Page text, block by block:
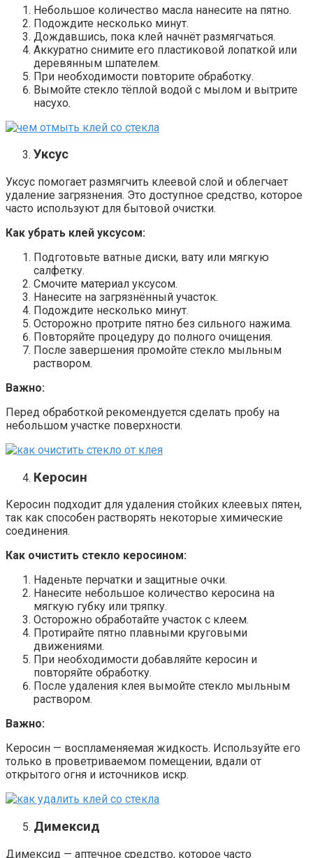
Небольшое количество масла нанесите на пятно.
Подождите несколько минут.
Дождавшись, пока клей начнёт размягчаться.
Аккуратно снимите его пластиковой лопаткой или
деревянным шпателем.
При необходимости повторите обработку.
Вымойте стекло тёплой водой с мылом и вытрите
насухо.
Уксус
Уксус помогает размягчить клеевой слой и облегчает
удаление загрязнения. Это доступное средство, которое
часто используют для бытовой очистки.
Как убрать клей уксусом:
Подготовьте ватные диски, вату или мягкую
салфетку.
Смочите материал уксусом.
Нанесите на загрязнённый участок.
Подождите несколько минут.
Осторожно протрите пятно без сильного нажима.
Повторяйте процедуру до полного очищения.
После завершения промойте стекло мыльным
раствором.
Важно:
Перед обработкой рекомендуется сделать пробу на
небольшом участке поверхности.
Керосин
Керосин подходит для удаления стойких клеевых пятен,
так как способен растворять некоторые химические
соединения.
Как очистить стекло керосином:
Наденьте перчатки и защитные очки.
Нанесите небольшое количество керосина на
мягкую губку или тряпку.
Осторожно обработайте участок с клеем.
Протирайте пятно плавными круговыми
движениями.
При необходимости добавляйте керосин и
повторяйте обработку.
После удаления клея вымойте стекло мыльным
раствором.
Важно:
Керосин — воспламеняемая жидкость. Используйте его
только в проветриваемом помещении, вдали от
открытого огня и источников искр.
Димексид
Димексид — аптечное средство, которое часто